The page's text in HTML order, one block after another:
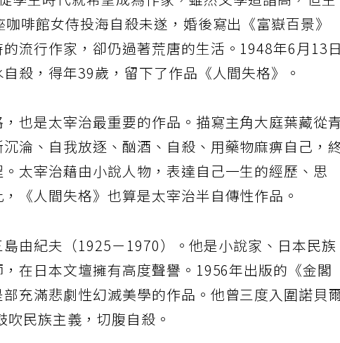
學生時代就希望成為作家，雖然文學造詣高，但生
啡館女侍投海自殺未遂，婚後寫出《富嶽百景》
流行作家，卻仍過著荒唐的生活。1948年6月13
殺，得年39歲，留下了作品《人間失格》。
也是太宰治最重要的作品。描寫主角大庭葉藏從
淪、自我放逐、酗酒、自殺、用藥物麻痹自己，
太宰治藉由小說人物，表達自己一生的經歷、思
《人間失格》也算是太宰治半自傳性作品。
由紀夫（1925－1970）。他是小說家、日本民族
在日本文壇擁有高度聲譽。1956年出版的《金閣
充滿悲劇性幻滅美學的作品。他曾三度入圍諾貝
民族主義，切腹自殺。